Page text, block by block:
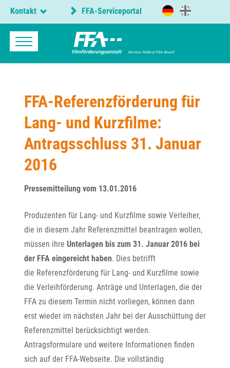
Kontakt FFA-Serviceportal
FFA-Referenzförderung für
Lang- und Kurzfilme:
Antragsschluss 31. Januar
2016
Pressemitteilung vom 13.01.2016
Produzenten für Lang- und Kurzfilme sowie Verleiher,
die in diesem Jahr Referenzmittel beantragen wollen,
müssen ihre Unterlagen bis zum 31. Januar 2016 bei
der FFA eingereicht haben. Dies betrifft
die Referenzförderung für Lang- und Kurzfilme sowie
die Verleihförderung. Anträge und Unterlagen, die der
FFA zu diesem Termin nicht vorliegen, können dann
erst wieder im nächsten Jahr bei der Ausschüttung der
Referenzmittel berücksichtigt werden.
Antragsformulare und weitere Informationen finden
sich auf der FFA-Webseite. Die vollständig